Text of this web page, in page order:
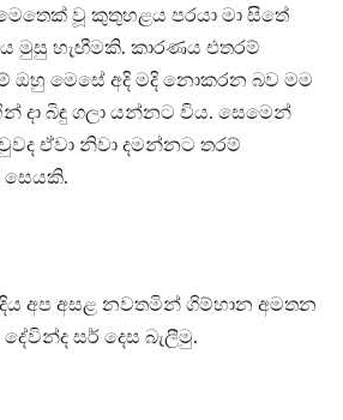
වූ කුතුහළය පරයා මා සිතේ
මුසු හැඟීමකි. කාරණය එතරම්
ඔහු මෙසේ අදි මදි නොකරන බව මම
දා බිඳු ගලා යන්නට විය. සෙමෙන්
ඒවා නිවා දමන්නට තරම්
සෙයකි.
අප අසළ නවතමින් ගිම්හාන අමතන
සර් දෙස බැලීමු.